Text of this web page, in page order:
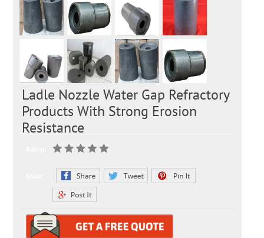
Ladle Nozzle Water Gap Refractory
Products With Strong Erosion
Resistance